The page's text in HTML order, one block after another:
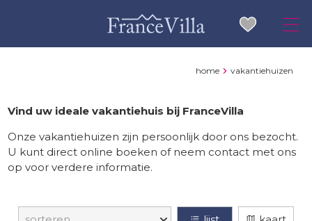
home vakantiehuizen
Vind uw ideale vakantiehuis bij FranceVilla
Onze vakantiehuizen zijn persoonlijk door ons bezocht.
U kunt direct online boeken of neem contact met ons
op voor verdere informatie.